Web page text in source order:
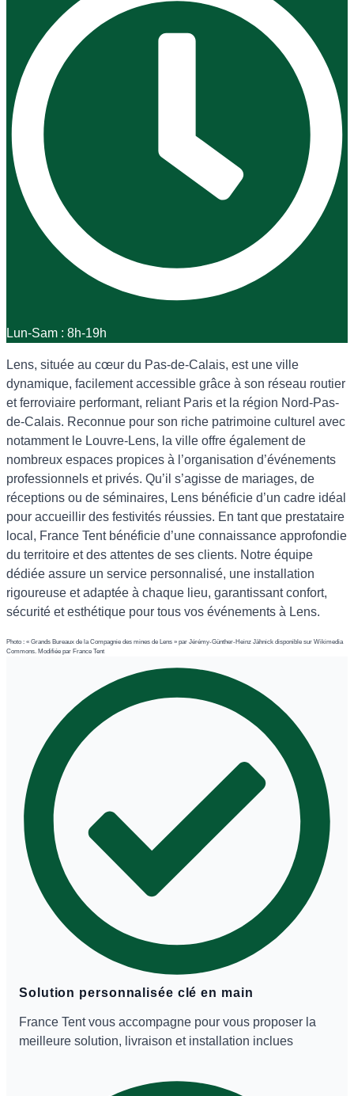
Lun-Sam : 8h-19h
Lens, située au cœur du Pas-de-Calais, est une ville
dynamique, facilement accessible grâce à son réseau routier
et ferroviaire performant, reliant Paris et la région Nord-Pas-
de-Calais. Reconnue pour son riche patrimoine culturel avec
notamment le Louvre-Lens, la ville offre également de
nombreux espaces propices à l’organisation d’événements
professionnels et privés. Qu’il s’agisse de mariages, de
réceptions ou de séminaires, Lens bénéficie d’un cadre idéal
pour accueillir des festivités réussies. En tant que prestataire
local, France Tent bénéficie d’une connaissance approfondie
du territoire et des attentes de ses clients. Notre équipe
dédiée assure un service personnalisé, une installation
rigoureuse et adaptée à chaque lieu, garantissant confort,
sécurité et esthétique pour tous vos événements à Lens.
Photo : « Grands Bureaux de la Compagnie des mines de Lens » par Jérémy-Günther-Heinz Jähnick disponible sur Wikimedia
Commons. Modifiée par France Tent
Solution personnalisée clé en main
France Tent vous accompagne pour vous proposer la
meilleure solution, livraison et installation inclues